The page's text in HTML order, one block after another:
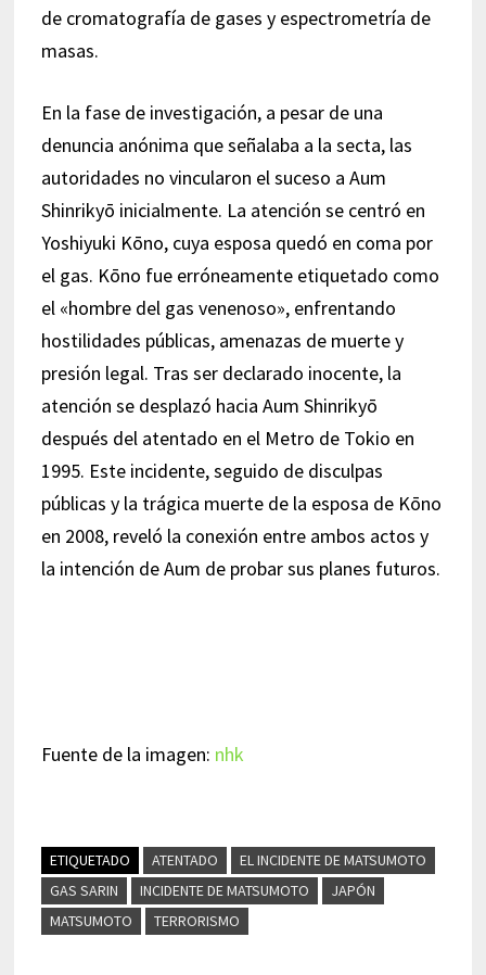
de cromatografía de gases y espectrometría de
masas.
En la fase de investigación, a pesar de una
denuncia anónima que señalaba a la secta, las
autoridades no vincularon el suceso a Aum
Shinrikyō inicialmente. La atención se centró en
Yoshiyuki Kōno, cuya esposa quedó en coma por
el gas. Kōno fue erróneamente etiquetado como
el «hombre del gas venenoso», enfrentando
hostilidades públicas, amenazas de muerte y
presión legal. Tras ser declarado inocente, la
atención se desplazó hacia Aum Shinrikyō
después del atentado en el Metro de Tokio en
1995. Este incidente, seguido de disculpas
públicas y la trágica muerte de la esposa de Kōno
en 2008, reveló la conexión entre ambos actos y
la intención de Aum de probar sus planes futuros.
Fuente de la imagen: nhk
ETIQUETADO ATENTADO
EL INCIDENTE DE MATSUMOTO
GAS SARIN
INCIDENTE DE MATSUMOTO
JAPÓN
MATSUMOTO
TERRORISMO